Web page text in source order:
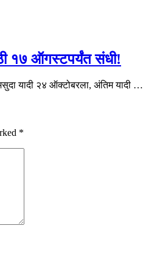
१७ ऑगस्टपर्यंत संधी!
मसुदा यादी २४ ऑक्टोबरला, अंतिम यादी …
*